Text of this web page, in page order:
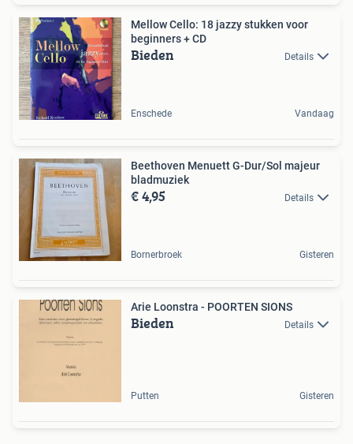
Mellow Cello: 18 jazzy stukken voor
beginners + CD
Bieden Details
Enschede Vandaag
Beethoven Menuett G-Dur/Sol majeur
bladmuziek
€ 4,95 Details
Bornerbroek Gisteren
Arie Loonstra - POORTEN SIONS
Bieden Details
Putten Gisteren